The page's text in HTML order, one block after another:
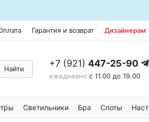
Гарантия и возврат Дизайнерам
Найти +7 (921) 447-25-90
ежедневно с 11.00 до 19.00
Светильники Бра Споты